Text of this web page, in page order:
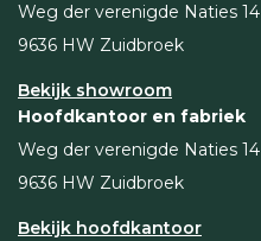
Weg der verenigde Naties 14
9636 HW Zuidbroek
Bekijk showroom
Hoofdkantoor en fabriek
Weg der verenigde Naties 14
9636 HW Zuidbroek
Bekijk hoofdkantoor